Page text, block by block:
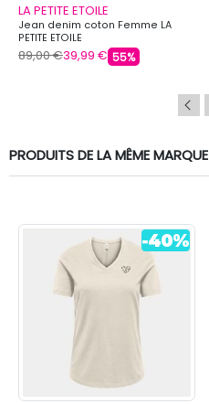
LA PETITE ETOILE
Jean denim coton Femme LA
PETITE ETOILE
89,00 €39,99 € 55%
PRODUITS DE LA MÊME MARQUE